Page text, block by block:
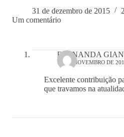
31 de dezembro de 2015
Um comentário
FERNANDA
13 DE NOVEMBRO DE
Excelente contribuição
que travamos na